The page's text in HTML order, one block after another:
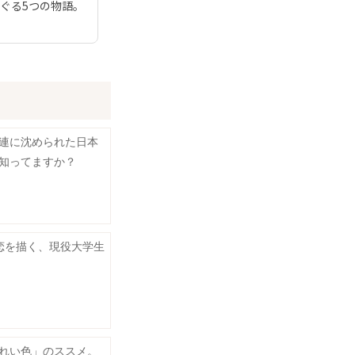
る5つの物語。
に沈められた日本
ってますか？
を描く、現役大学生
い色」のススメ。